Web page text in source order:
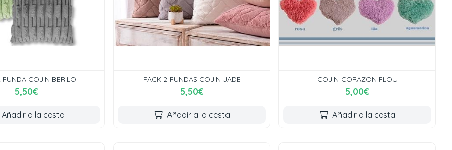
FUNDA COJIN BERILO
5,50€
Añadir a la cesta
PACK 2 FUNDAS COJIN JADE
5,50€
Añadir a la cesta
COJIN CORAZON FLOU
5,00€
Añadir a la cesta